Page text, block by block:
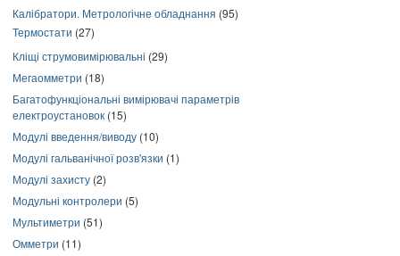
Калібратори. Метрологічне обладнання (95)
Термостати (27)
Кліщі струмовимірювальні (29)
Мегаомметри (18)
Багатофункціональні вимірювачі параметрів
електроустановок (15)
Модулі введення/виводу (10)
Модулі гальванічної розв'язки (1)
Модулі захисту (2)
Модульні контролери (5)
Мультиметри (51)
Омметри (11)